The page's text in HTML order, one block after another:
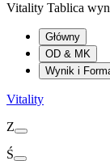
Vitality Tablica
Główny
OD & MK
Wynik i
Vitality
Z
Ś